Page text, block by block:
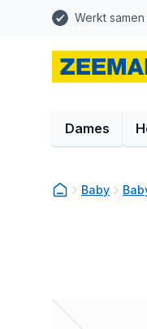
Werkt
Dames
Baby